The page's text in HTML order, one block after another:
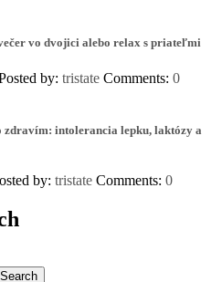
vo dvojici alebo relax s priateľmi
by: tristate Comments: 0
intolerancia lepku, laktózy a
by: tristate Comments: 0